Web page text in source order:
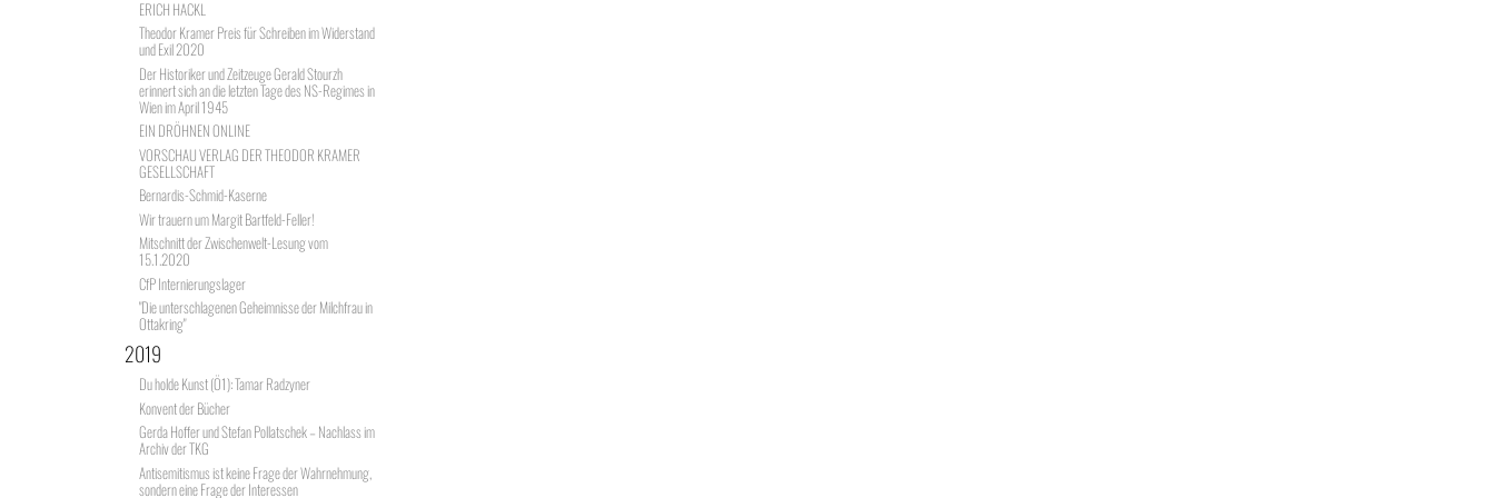
ERICH HACKL
Theodor Kramer Preis für Schreiben im Widerstand
und Exil 2020
Der Historiker und Zeitzeuge Gerald Stourzh
erinnert sich an die letzten Tage des NS-Regimes in
Wien im April 1945
EIN DRÖHNEN ONLINE
VORSCHAU VERLAG DER THEODOR KRAMER
GESELLSCHAFT
Bernardis-Schmid-Kaserne
Wir trauern um Margit Bartfeld-Feller!
Mitschnitt der Zwischenwelt-Lesung vom
15.1.2020
CfP Internierungslager
"Die unterschlagenen Geheimnisse der Milchfrau in
Ottakring"
2019
Du holde Kunst (Ö1): Tamar Radzyner
Konvent der Bücher
Gerda Hoffer und Stefan Pollatschek – Nachlass im
Archiv der TKG
Antisemitismus ist keine Frage der Wahrnehmung,
sondern eine Frage der Interessen